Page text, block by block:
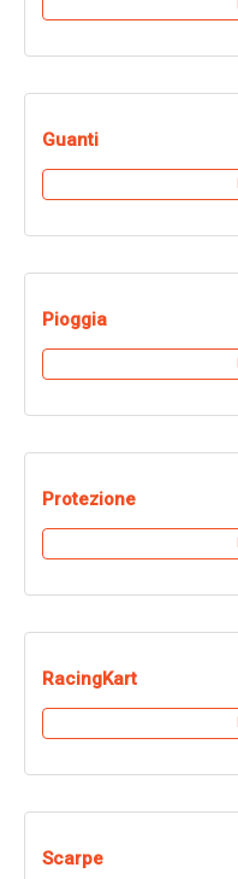
Guanti
Pioggia
Protezione
RacingKart
Scarpe